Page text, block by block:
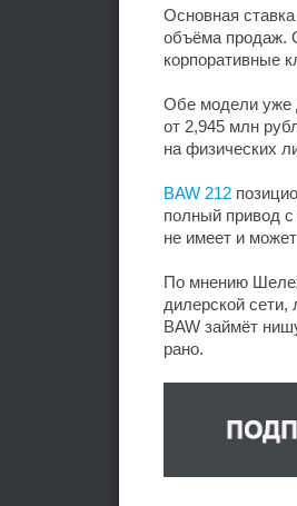
Основная
объёма продаж.
корпоративные
Обе модели уже
от 2,945 млн
на физических
BAW 212
полный привод
не имеет и
По мнению
дилерской сети,
BAW займёт
рано.